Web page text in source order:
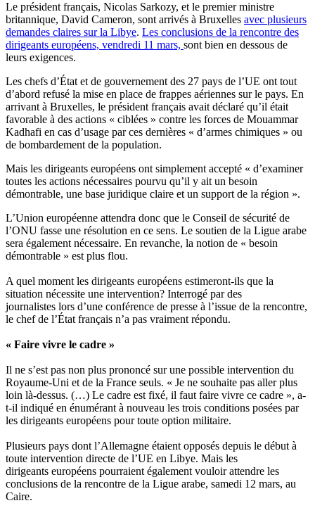
Le président français, Nicolas Sarkozy, et le premier ministre
britannique, David Cameron, sont arrivés à Bruxelles avec plusieurs
demandes claires sur la Libye. Les conclusions de la rencontre des
dirigeants européens, vendredi 11 mars, sont bien en dessous de
leurs exigences.
Les chefs d’État et de gouvernement des 27 pays de l’UE ont tout
d’abord refusé la mise en place de frappes aériennes sur le pays. En
arrivant à Bruxelles, le président français avait déclaré qu’il était
favorable à des actions « ciblées » contre les forces de Mouammar
Kadhafi en cas d’usage par ces dernières « d’armes chimiques » ou
de bombardement de la population.
Mais les dirigeants européens ont simplement accepté « d’examiner
toutes les actions nécessaires pourvu qu’il y ait un besoin
démontrable, une base juridique claire et un support de la région ».
L’Union européenne attendra donc que le Conseil de sécurité de
l’ONU fasse une résolution en ce sens. Le soutien de la Ligue arabe
sera également nécessaire. En revanche, la notion de « besoin
démontrable » est plus flou.
A quel moment les dirigeants européens estimeront-ils que la
situation nécessite une intervention? Interrogé par des
journalistes lors d’une conférence de presse à l’issue de la rencontre,
le chef de l’État français n’a pas vraiment répondu.
« Faire vivre le cadre »
Il ne s’est pas non plus prononcé sur une possible intervention du
Royaume-Uni et de la France seuls. « Je ne souhaite pas aller plus
loin là-dessus. (…) Le cadre est fixé, il faut faire vivre ce cadre », a-
t-il indiqué en énumérant à nouveau les trois conditions posées par
les dirigeants européens pour toute option militaire.
Plusieurs pays dont l’Allemagne étaient opposés depuis le début à
toute intervention directe de l’UE en Libye. Mais les
dirigeants européens pourraient également vouloir attendre les
conclusions de la rencontre de la Ligue arabe, samedi 12 mars, au
Caire.